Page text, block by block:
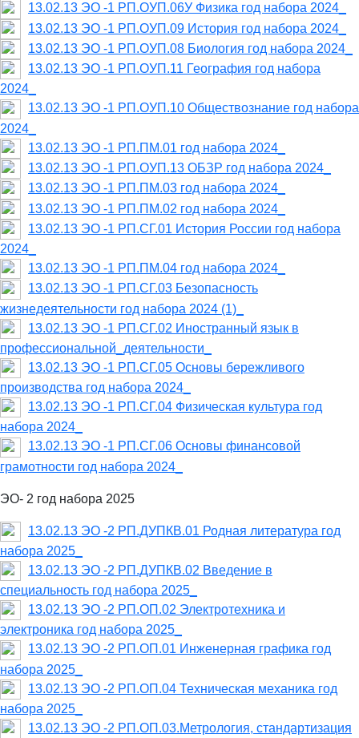
13.02.13 ЭО -1 РП.ОУП.06У Физика год набора 2024_
13.02.13 ЭО -1 РП.ОУП.09 История год набора 2024_
13.02.13 ЭО -1 РП.ОУП.08 Биология год набора 2024_
13.02.13 ЭО -1 РП.ОУП.11 География год набора
2024_
13.02.13 ЭО -1 РП.ОУП.10 Обществознание год набора
2024_
13.02.13 ЭО -1 РП.ПМ.01 год набора 2024_
13.02.13 ЭО -1 РП.ОУП.13 ОБЗР год набора 2024_
13.02.13 ЭО -1 РП.ПМ.03 год набора 2024_
13.02.13 ЭО -1 РП.ПМ.02 год набора 2024_
13.02.13 ЭО -1 РП.СГ.01 История России год набора
2024_
13.02.13 ЭО -1 РП.ПМ.04 год набора 2024_
13.02.13 ЭО -1 РП.СГ.03 Безопасность
жизнедеятельности год набора 2024 (1)_
13.02.13 ЭО -1 РП.СГ.02 Иностранный язык в
профессиональной_деятельности_
13.02.13 ЭО -1 РП.СГ.05 Основы бережливого
производства год набора 2024_
13.02.13 ЭО -1 РП.СГ.04 Физическая культура год
набора 2024_
13.02.13 ЭО -1 РП.СГ.06 Основы финансовой
грамотности год набора 2024_
ЭО- 2 год набора 2025
13.02.13 ЭО -2 РП.ДУПКВ.01 Родная литература год
набора 2025_
13.02.13 ЭО -2 РП.ДУПКВ.02 Введение в
специальность год набора 2025_
13.02.13 ЭО -2 РП.ОП.02 Электротехника и
электроника год набора 2025_
13.02.13 ЭО -2 РП.ОП.01 Инженерная графика год
набора 2025_
13.02.13 ЭО -2 РП.ОП.04 Техническая механика год
набора 2025_
13.02.13 ЭО -2 РП.ОП.03.Метрология, стандартизация